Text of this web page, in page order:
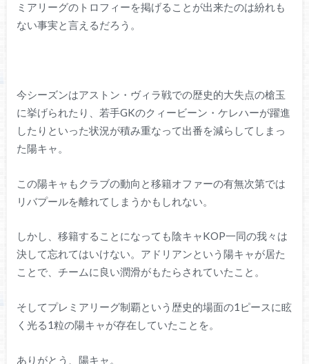
ミアリーグのトロフィーを掲げることが出来たのは紛れも
ない事実と言えるだろう。
今シーズンはアストン・ヴィラ戦での歴史的大失点の槍玉
に挙げられたり、若手GKのクィービーン・ケレハーが躍進
したりといった状況が積み重なって出番を減らしてしまっ
た陽キャ。
この陽キャもクラブの動向と移籍オファーの有無次第では
リバプールを離れてしまうかもしれない。
しかし、移籍することになっても陰キャKOP一同の我々は
決して忘れてはいけない。アドリアンという陽キャが居た
ことで、チームに良い潤滑がもたらされていたこと。
そしてプレミアリーグ制覇という歴史的場面の1ピースに眩
く光る1粒の陽キャが存在していたことを。
ありがとう、陽キャ。